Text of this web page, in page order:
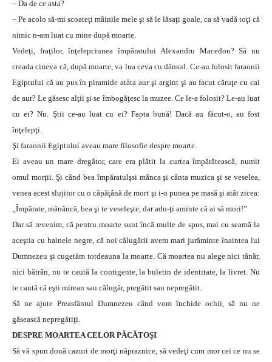
– Da de ce asta?
– Pe acolo să-mi scoateţi mâinile mele şi să le lăsaţi goale, ca să vadă toţi că
nimic n-am luat cu mine după moarte.
Vedeţi, fraţilor, înţelepciunea împăratului Alexandru Macedon? Să nu
creada cineva că, după moarte, va lua ceva cu dânsul. Ce-au folosit faraonii
Egiptului că au pus în piramide atâta aur şi argint şi au facut căruţe cu cai
de aur? Le găsesc alţii şi se îmbogăţesc la muzee. Ce le-a folosit? Le-au luat
cu ei? Nu. Ştii ce-au luat cu ei? Fapta bună! Dacă au făcut-o, au fost
înţelepţi.
Şi faraonii Egiptului aveau mare filosofie despre moarte.
Ei aveau un mare dregător, care era plătit la curtea împărătească, numit
omul morţii. Şi când bea împăratulşsi mânca şi cânta muzica şi se veselea,
venea acest slujitor cu o căpăţână de mort şi i-o punea pe masă şi atât zicea:
„Împărate, mănâncă, bea şi te veseleşte, dar adu-ţi aminte că ai să mori!”
Dar să revenim, că pentru moarte sunt încă multe de spus, mai cu seamă la
aceştia cu hainele negre, că noi călugării avem mari jurăminte înaintea lui
Dumnezeu şi cugetăm totdeauna la moarte. Că moartea nu alege nici tânăr,
nici bătrân, nu te caută la contigente, la buletin de identitate, la livret. Nu
te caută că eşti mirean sau călugăr, pregătit sau nepregătit.
Să ne ajute Preasfântul Dumnezeu când vom închide ochii, să nu ne
găsească nepregătiţi.
DESPRE MOARTEA CELOR PĂCĂTOŞI
Să vă spun două cazuri de morţi năpraznice, să vedeţi cum mor cei ce nu se